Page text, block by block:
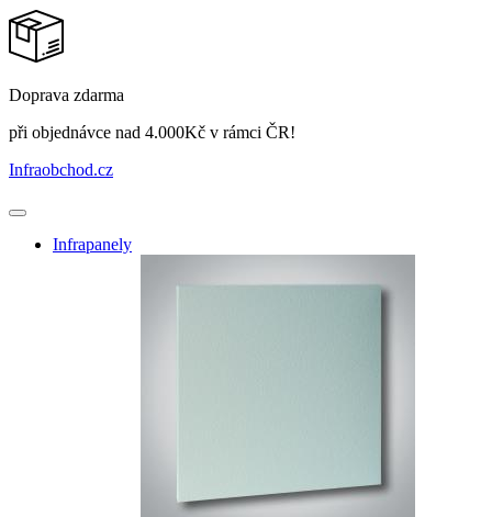
Doprava zdarma
při objednávce nad 4.000Kč v rámci ČR!
Infraobchod.cz
Infrapanely